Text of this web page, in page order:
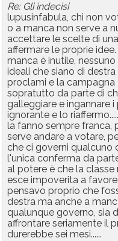
Re: Gli indecisi
lupusinfabula, chi non
o a manca non serve a
accettare le scelte di
affermare le proprie
manca è inutile,
ideali che siano di
proclami e la campagna
sopratutto da parte di
galleggiare e ingannare
ignorante e lo
la fanno sempre franca,
serve andare a votare,
che ci governi qualcuno
l'unica conferma da
al potere è che la
esce impoverita a
pensavo proprio che
destra ma anche a
qualunque governo, sia
affrontare seriamente il
durerebbe sei mesi......